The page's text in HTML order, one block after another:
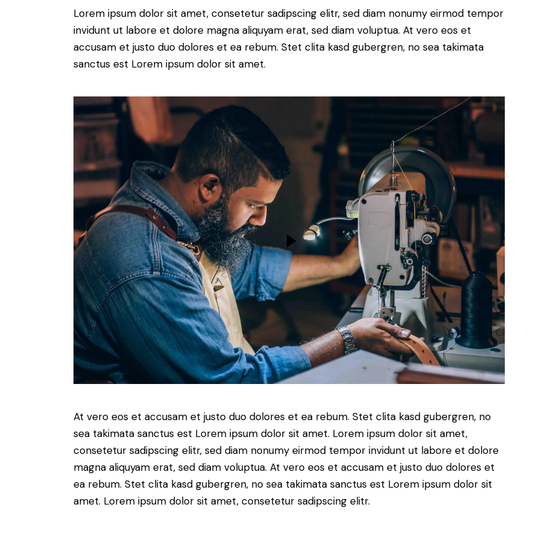
Lorem ipsum dolor sit amet, consetetur sadipscing elitr, sed diam nonumy eirmod tempor
invidunt ut labore et dolore magna aliquyam erat, sed diam voluptua. At vero eos et
accusam et justo duo dolores et ea rebum. Stet clita kasd gubergren, no sea takimata
sanctus est Lorem ipsum dolor sit amet.
At vero eos et accusam et justo duo dolores et ea rebum. Stet clita kasd gubergren, no
sea takimata sanctus est Lorem ipsum dolor sit amet. Lorem ipsum dolor sit amet,
consetetur sadipscing elitr, sed diam nonumy eirmod tempor invidunt ut labore et dolore
magna aliquyam erat, sed diam voluptua. At vero eos et accusam et justo duo dolores et
ea rebum. Stet clita kasd gubergren, no sea takimata sanctus est Lorem ipsum dolor sit
amet. Lorem ipsum dolor sit amet, consetetur sadipscing elitr.